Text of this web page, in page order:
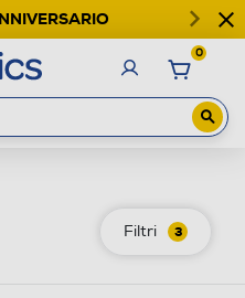
0
Filtri 3